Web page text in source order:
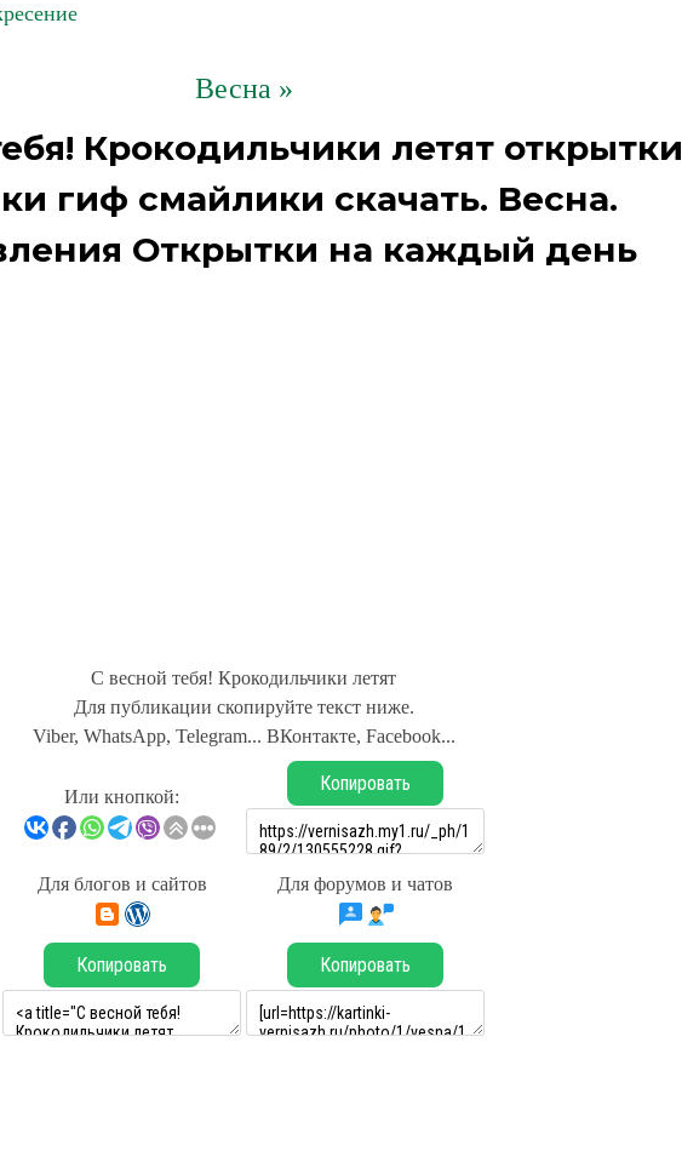
Весна »
Крокодильчики летят открытки
гиф смайлики скачать. Весна.
Открытки на каждый день
С весной тебя! Крокодильчики летят
Для публикации скопируйте текст ниже.
Viber, WhatsApp, Telegram... ВКонтакте, Facebook...
Или кнопкой:
Копировать
Для блогов и сайтов Для форумов и чатов
Копировать Копировать